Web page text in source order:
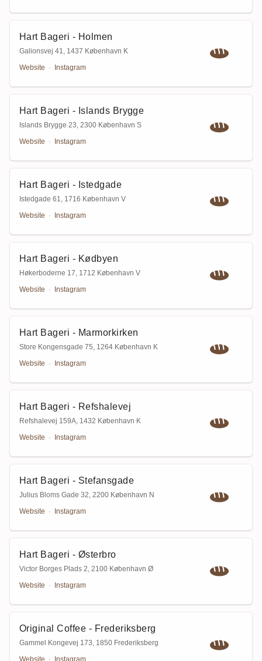
Hart Bageri - Holmen
Galionsvej 41, 1437 København K
Website · Instagram
Hart Bageri - Islands Brygge
Islands Brygge 23, 2300 København S
Website · Instagram
Hart Bageri - Istedgade
Istedgade 61, 1716 København V
Website · Instagram
Hart Bageri - Kødbyen
Høkerboderne 17, 1712 København V
Website · Instagram
Hart Bageri - Marmorkirken
Store Kongensgade 75, 1264 København K
Website · Instagram
Hart Bageri - Refshalevej
Refshalevej 159A, 1432 København K
Website · Instagram
Hart Bageri - Stefansgade
Julius Bloms Gade 32, 2200 København N
Website · Instagram
Hart Bageri - Østerbro
Victor Borges Plads 2, 2100 København Ø
Website · Instagram
Original Coffee - Frederiksberg
Gammel Kongevej 173, 1850 Frederiksberg
Website · Instagram